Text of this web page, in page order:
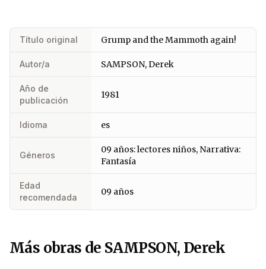
Título original Grump and the Mammoth again!
Autor/a SAMPSON, Derek
Año de
publicación
1981
Idioma es
Géneros
09 años: lectores niños, Narrativa:
Fantasía
Edad
recomendada
09 años
Más obras de SAMPSON, Derek